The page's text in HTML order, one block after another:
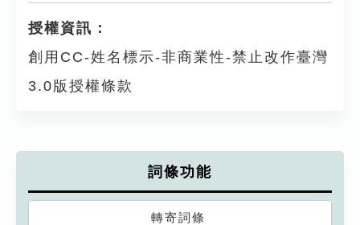
授權資訊：
創用CC-姓名標示-非商業性-禁止改作臺灣
3.0版授權條款
詞條功能
轉寄詞條